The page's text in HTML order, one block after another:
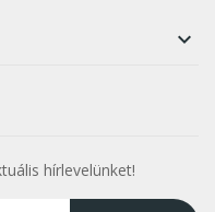

hírlevelünket!